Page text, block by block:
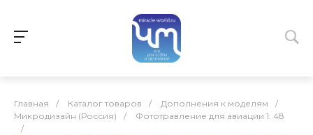
Главная / Каталог товаров / Дополнения к моделям
/
Микродизайн (Россия)
/
Фототравление для авиации 1: 48
/